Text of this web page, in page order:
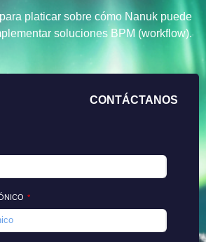
platicar sobre cómo Nanuk puede
soluciones BPM (workflow).
CONTÁCTANOS